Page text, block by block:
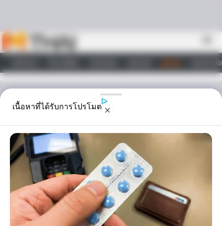
วอลเปเ
ไลฟ์สไตล์
ดูดวง
ความเชื่อ แมลง กระดิ่งเงิน
กระดิ่งทอง ให้โชคลาภ ความ
มั่งคั่งรํ่ารวย จริงหรือ?
ความเชื่อ ของคนโบราณเชื่อว่า แมลง กระดิ่งเงินกระดิ่งทอง สามารถให้
โชคลาภและความมั่งคั่งรํ่ารวย โดยเฉพาะแก่พ่อค้าแม่ขาย โดยเลี้ยงไว้ในโถ
เนื้อหาที่ได้รับการโปรโมต